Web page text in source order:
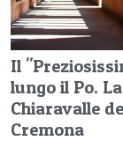
Il
lungo il Po.
Chiaravalle
Cremona